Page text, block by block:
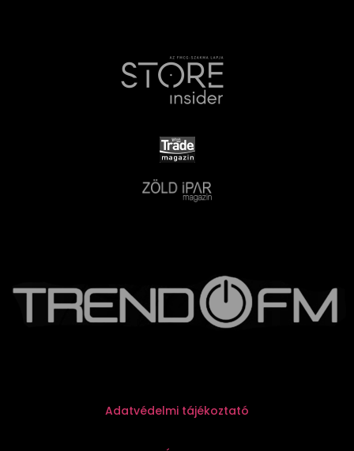
Adatvédelmi tájékoztató